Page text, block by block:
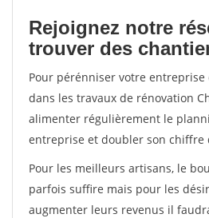
Rejoignez notre
trouver des
Pour pérénniser votre
dans les travaux de rénovation
alimenter régulièrement le
entreprise et doubler son chiffre
Pour les meilleurs artisans, le
parfois suffire mais pour les
augmenter leurs revenus il